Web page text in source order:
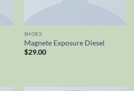
SHOES
Magnete Exposure Diesel
$29.00